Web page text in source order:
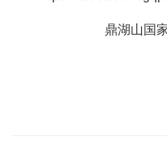
鼎湖山国